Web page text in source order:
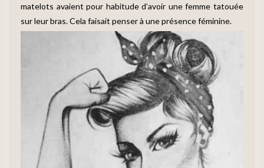
matelots avaient pour habitude d’avoir une femme tatouée
sur leur bras. Cela faisait penser à une présence féminine.